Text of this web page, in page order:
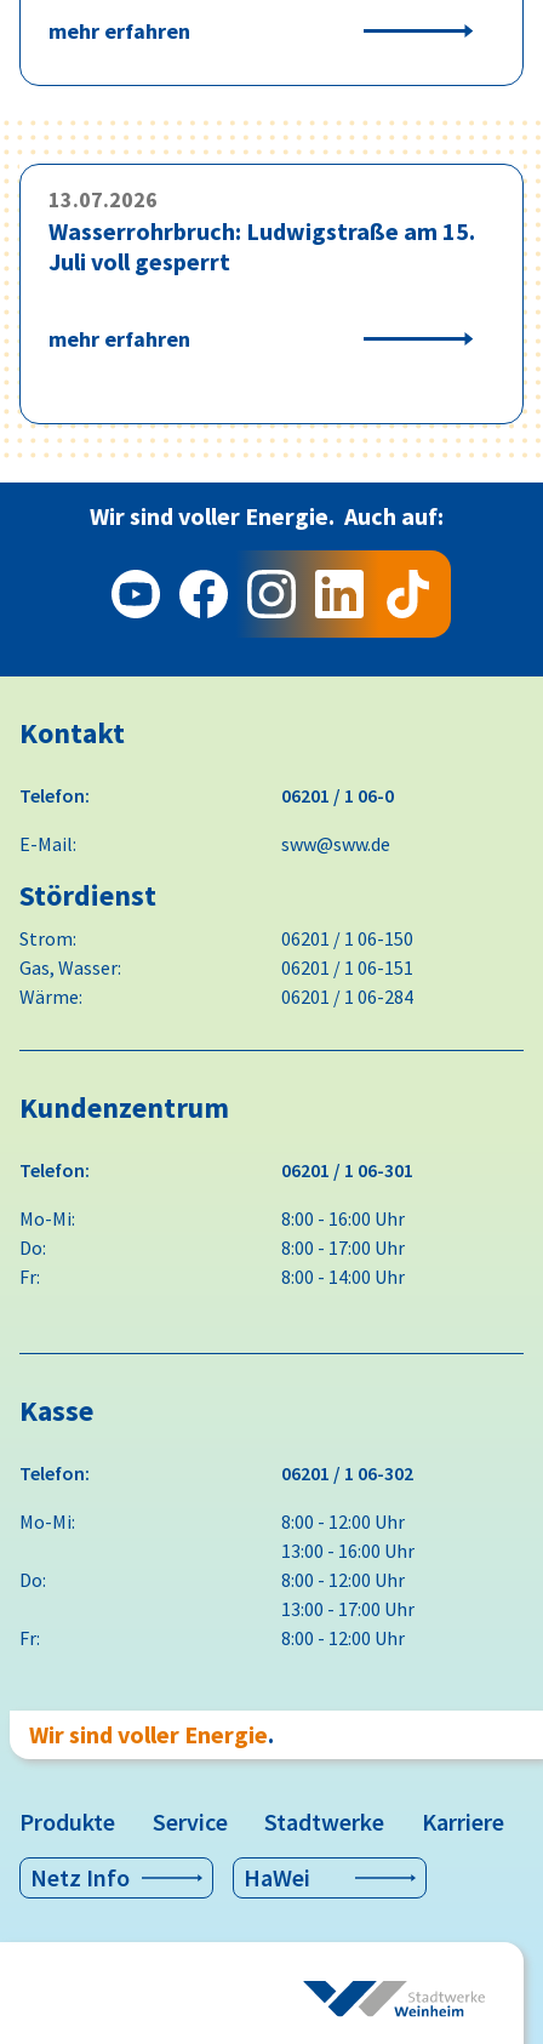
mehr erfahren
13.07.2026
Wasserrohrbruch: Ludwigstraße am 15.
Juli voll gesperrt
mehr erfahren
Wir sind voller Energie. Auch auf:
Kontakt
Telefon:
06201 / 1 06-0
E-Mail:
sww@sww.de
Stördienst
Strom:
06201 / 1 06-150
Gas, Wasser:
06201 / 1 06-151
Wärme:
06201 / 1 06-284
Kundenzentrum
Telefon:
06201 / 1 06-301
Mo-Mi:
8:00 - 16:00 Uhr
Do:
8:00 - 17:00 Uhr
Fr:
8:00 - 14:00 Uhr
Kasse
Telefon:
06201 / 1 06-302
Mo-Mi:
8:00 - 12:00 Uhr
13:00 - 16:00 Uhr
Do:
8:00 - 12:00 Uhr
13:00 - 17:00 Uhr
Fr:
8:00 - 12:00 Uhr
Wir sind voller Energie.
Produkte Service Stadtwerke
Karriere
Netz Info
HaWei